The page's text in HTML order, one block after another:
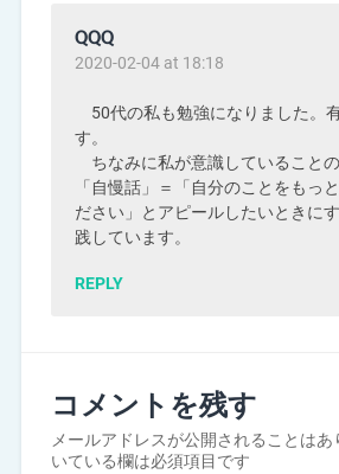
QQQ
2020-02-04 at 18:18
50代の私も勉強になりました。
す。
ちなみに私が意識していることの
「自慢話」＝「自分のことをもっ
ださい」とアピールしたいときに
践しています。
REPLY
コメントを残す
メールアドレスが公開されることはあ
いている欄は必須項目です